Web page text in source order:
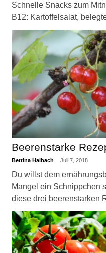
Schnelle Snacks zum
B12: Kartoffelsalat,
Beerenstarke
Bettina Halbach Juli 7, 2018
Du willst dem
Mangel ein Schnippchen
diese drei beerenstarken